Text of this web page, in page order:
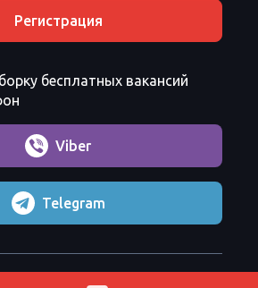
Регистрация
бесплатных вакансий
Viber
Telegram